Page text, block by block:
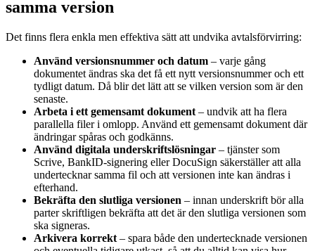
samma version
Det finns flera enkla men effektiva sätt att undvika avtalsförvirring:
Använd versionsnummer och datum – varje gång
dokumentet ändras ska det få ett nytt versionsnummer och ett
tydligt datum. Då blir det lätt att se vilken version som är den
senaste.
Arbeta i ett gemensamt dokument – undvik att ha flera
parallella filer i omlopp. Använd ett gemensamt dokument där
ändringar spåras och godkänns.
Använd digitala underskriftslösningar – tjänster som
Scrive, BankID-signering eller DocuSign säkerställer att alla
undertecknar samma fil och att versionen inte kan ändras i
efterhand.
Bekräfta den slutliga versionen – innan underskrift bör alla
parter skriftligen bekräfta att det är den slutliga versionen som
ska signeras.
Arkivera korrekt – spara både den undertecknade versionen